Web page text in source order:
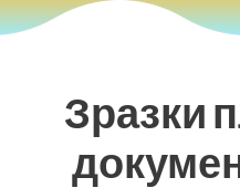
Зразки